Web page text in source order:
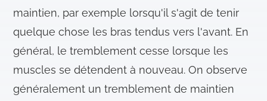
maintien, par exemple lorsqu'il s'agit de tenir
quelque chose les bras tendus vers l'avant. En
général, le tremblement cesse lorsque les
muscles se détendent à nouveau. On observe
généralement un tremblement de maintien